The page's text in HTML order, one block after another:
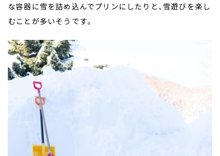
な容器に雪を詰め込んでプリンにしたりと、雪遊びを楽し
むことが多いそうです。